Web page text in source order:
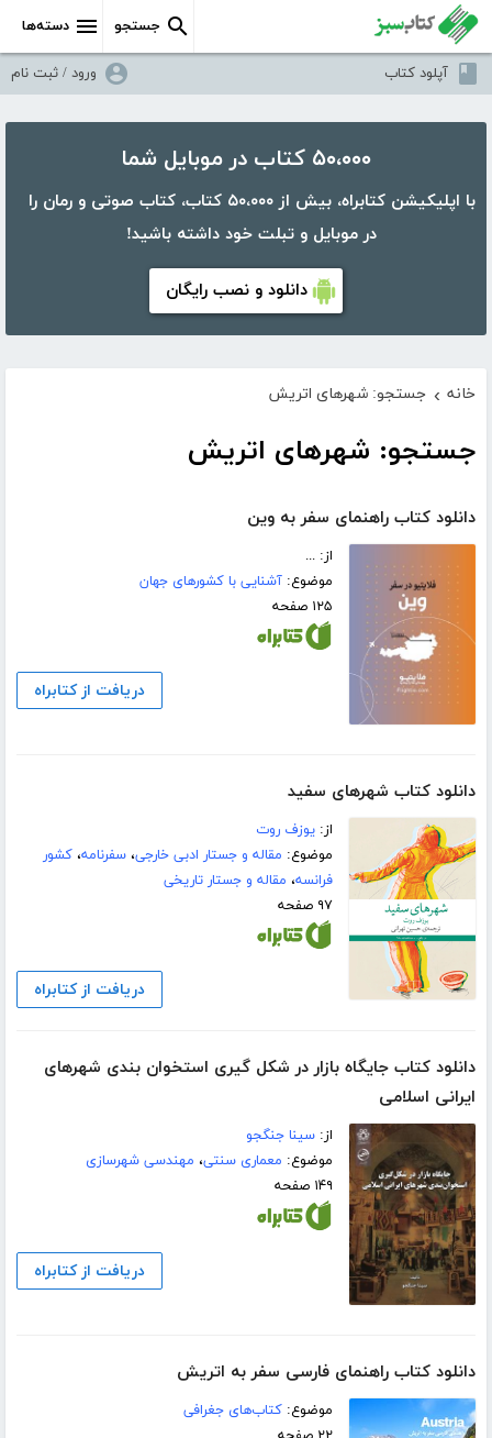
دسته‌ها جستجو
آپلود کتاب ورود / ثبت نام
۵۰،۰۰۰ کتاب در موبایل شما
با اپلیکیشن کتابراه، بیش از ۵۰،۰۰۰ کتاب، کتاب صوتی و رمان را
در موبایل و تبلت خود داشته باشید!
دانلود و نصب رایگان
خانه › جستجو: شهرهای اتریش
جستجو: شهرهای اتریش
دانلود کتاب راهنمای سفر به وین
از: ...
موضوع:آشنایی با کشورهای جهان
۱۲۵ صفحه
دریافت از کتابراه
دانلود کتاب شهرهای سفید
از:یوزف روت
موضوع: مقاله و جستار ادبی خارجی،سفرنامه،کشور
فرانسه، مقاله و جستار تاریخی
۹۷ صفحه
دریافت از کتابراه
دانلود کتاب جایگاه بازار در شکل گیری استخوان بندی شهرهای
ایرانی اسلامی
از:سینا جنگجو
موضوع: معماری سنتی، مهندسی شهرسازی
۱۴۹ صفحه
دریافت از کتابراه
دانلود کتاب راهنمای فارسی سفر به اتریش
موضوع:کتاب‌های جغرافی